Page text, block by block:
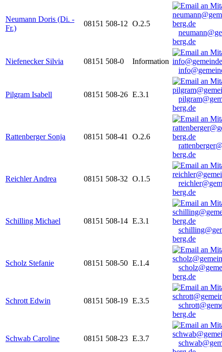
Neumann Doris (Di. -
Fr.)
08151 508-12 O.2.5
berg.de
Niefenecker Silvia 08151 508-0
Information
Pilgram Isabell 08151 508-26 E.3.1
berg.de
Rattenberger Sonja 08151 508-41
O.2.6
berg.de
Reichler Andrea 08151 508-32 O.1.5
berg.de
Schilling Michael 08151 508-14 E.3.1
berg.de
Scholz Stefanie 08151 508-50 E.1.4
berg.de
Schrott Edwin 08151 508-19 E.3.5
berg.de
Schwab Caroline 08151 508-23 E.3.7